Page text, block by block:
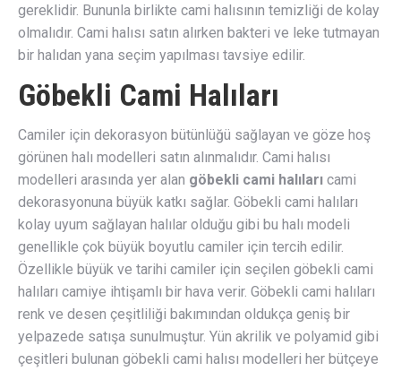
gereklidir. Bununla birlikte cami halısının temizliği de kolay
olmalıdır. Cami halısı satın alırken bakteri ve leke tutmayan
bir halıdan yana seçim yapılması tavsiye edilir.
Göbekli Cami Halıları
Camiler için dekorasyon bütünlüğü sağlayan ve göze hoş
görünen halı modelleri satın alınmalıdır. Cami halısı
modelleri arasında yer alan göbekli cami halıları cami
dekorasyonuna büyük katkı sağlar. Göbekli cami halıları
kolay uyum sağlayan halılar olduğu gibi bu halı modeli
genellikle çok büyük boyutlu camiler için tercih edilir.
Özellikle büyük ve tarihi camiler için seçilen göbekli cami
halıları camiye ihtişamlı bir hava verir. Göbekli cami halıları
renk ve desen çeşitliliği bakımından oldukça geniş bir
yelpazede satışa sunulmuştur. Yün akrilik ve polyamid gibi
çeşitleri bulunan göbekli cami halısı modelleri her bütçeye